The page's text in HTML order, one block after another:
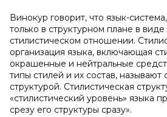
Винокур говорит, что язык-
только в структурном плане в
стилистическом отношении.
организация языка, включающая
окрашенные и нейтральные
типы стилей и их состав, называют
структурой. Стилистическая
«стилистический уровень» языка
срезу его структуры сразу».